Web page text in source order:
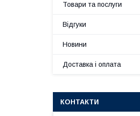
Товари та послуги
Відгуки
Новини
Доставка і оплата
КОНТАКТИ